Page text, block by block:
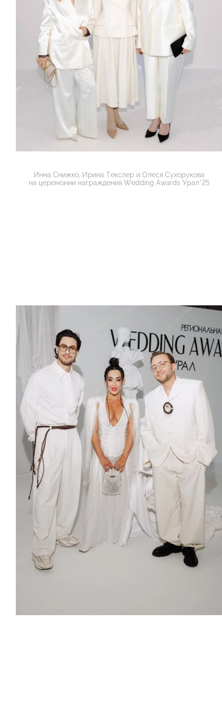
Инна Снижко, Ирина Текслер и Олеся Сухорукова
на церемонии награждения Wedding Awards Урал’25